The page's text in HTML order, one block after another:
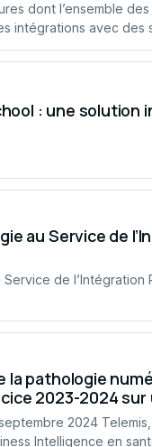
dont l’ensemble
intégrations avec des
: une solution
au Service de
Service de
la pathologie
2023-2024
2024
Intelligence en